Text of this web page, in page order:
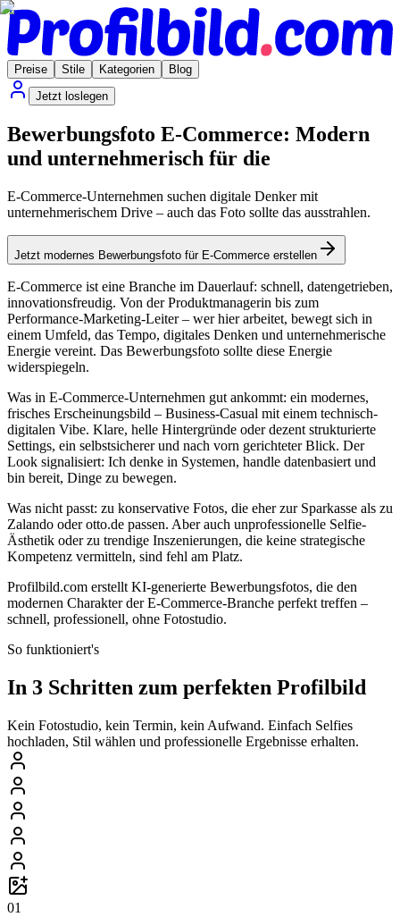
Preise Stile Kategorien
Blog
Jetzt loslegen
Bewerbungsfoto E-Commerce: Modern
und unternehmerisch für die
E-Commerce-Unternehmen suchen digitale Denker mit
unternehmerischem Drive – auch das Foto sollte das ausstrahlen.
Jetzt modernes Bewerbungsfoto für E-Commerce erstellen
E-Commerce ist eine Branche im Dauerlauf: schnell, datengetrieben,
innovationsfreudig. Von der Produktmanagerin bis zum
Performance-Marketing-Leiter – wer hier arbeitet, bewegt sich in
einem Umfeld, das Tempo, digitales Denken und unternehmerische
Energie vereint. Das Bewerbungsfoto sollte diese Energie
widerspiegeln.
Was in E-Commerce-Unternehmen gut ankommt: ein modernes,
frisches Erscheinungsbild – Business-Casual mit einem technisch-
digitalen Vibe. Klare, helle Hintergründe oder dezent strukturierte
Settings, ein selbstsicherer und nach vorn gerichteter Blick. Der
Look signalisiert: Ich denke in Systemen, handle datenbasiert und
bin bereit, Dinge zu bewegen.
Was nicht passt: zu konservative Fotos, die eher zur Sparkasse als zu
Zalando oder otto.de passen. Aber auch unprofessionelle Selfie-
Ästhetik oder zu trendige Inszenierungen, die keine strategische
Kompetenz vermitteln, sind fehl am Platz.
Profilbild.com erstellt KI-generierte Bewerbungsfotos, die den
modernen Charakter der E-Commerce-Branche perfekt treffen –
schnell, professionell, ohne Fotostudio.
So funktioniert's
In 3 Schritten zum perfekten Profilbild
Kein Fotostudio, kein Termin, kein Aufwand. Einfach Selfies
hochladen, Stil wählen und professionelle Ergebnisse erhalten.
01